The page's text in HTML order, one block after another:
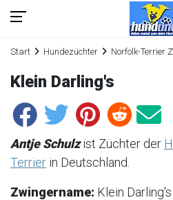
Start Hundezüchter Norfolk-Terrier
Klein Darling's
Antje Schulzist Züchter der
Terrier in Deutschland.
Zwingername: Klein Darling's